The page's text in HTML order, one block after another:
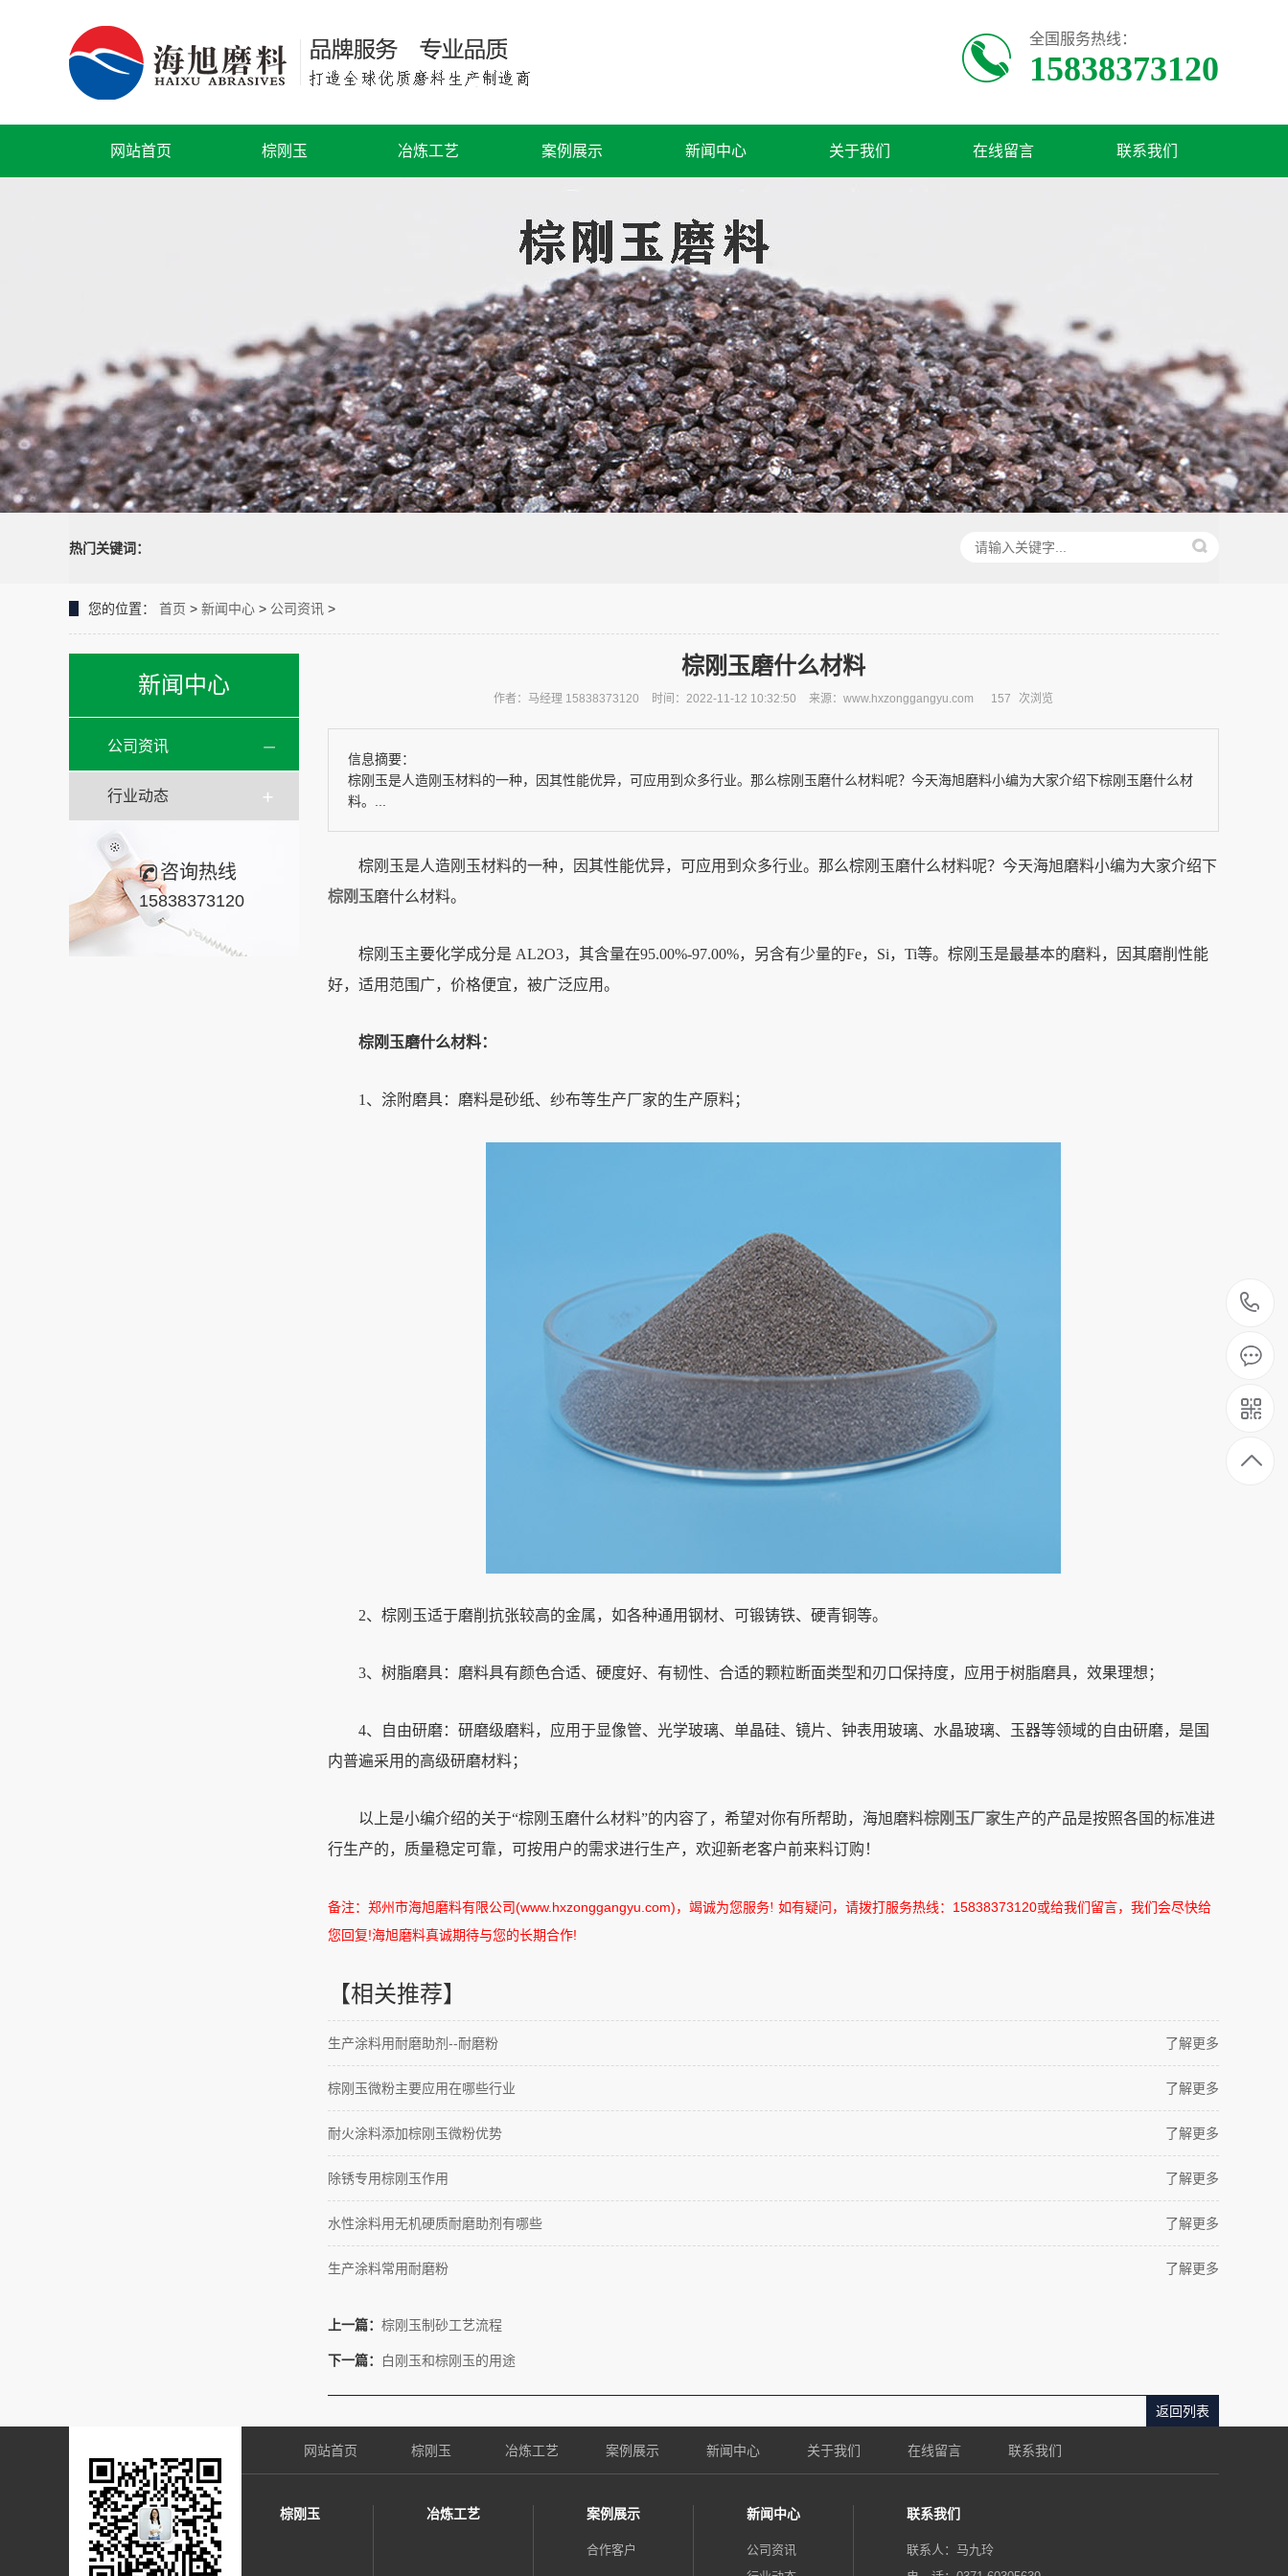
全国服务热线：
15838373120
网站首页 棕刚玉 冶炼工艺 案例展示 新闻中心 关于我们 在线留言 联系我们
热门关键词：
您的位置： 首页 > 新闻中心 > 公司资讯 >
新闻中心
公司资讯
行业动态
咨询热线
15838373120
棕刚玉磨什么材料
作者：马经理 15838373120 时间：2022-11-12 10:32:50 来源：www.hxzonggangyu.com 157 次浏览
信息摘要：
棕刚玉是人造刚玉材料的一种，因其性能优异，可应用到众多行业。那么棕刚玉磨什么材料呢？今天海旭磨料小编为大家介绍下棕刚玉磨什么材
料。...
棕刚玉是人造刚玉材料的一种，因其性能优异，可应用到众多行业。那么棕刚玉磨什么材料呢？今天海旭磨料小编为大家介绍下
棕刚玉磨什么材料。
棕刚玉主要化学成分是 AL2O3，其含量在95.00%-97.00%，另含有少量的Fe，Si，Ti等。棕刚玉是最基本的磨料，因其磨削性能
好，适用范围广，价格便宜，被广泛应用。
棕刚玉磨什么材料：
1、涂附磨具：磨料是砂纸、纱布等生产厂家的生产原料；
2、棕刚玉适于磨削抗张较高的金属，如各种通用钢材、可锻铸铁、硬青铜等。
3、树脂磨具：磨料具有颜色合适、硬度好、有韧性、合适的颗粒断面类型和刃口保持度，应用于树脂磨具，效果理想；
4、自由研磨：研磨级磨料，应用于显像管、光学玻璃、单晶硅、镜片、钟表用玻璃、水晶玻璃、玉器等领域的自由研磨，是国
内普遍采用的高级研磨材料；
以上是小编介绍的关于“棕刚玉磨什么材料”的内容了，希望对你有所帮助，海旭磨料棕刚玉厂家生产的产品是按照各国的标准进
行生产的，质量稳定可靠，可按用户的需求进行生产，欢迎新老客户前来料订购！
备注：郑州市海旭磨料有限公司(www.hxzonggangyu.com)，竭诚为您服务! 如有疑问，请拨打服务热线： 15838373120或给我们留言，我们会尽快给
您回复!海旭磨料真诚期待与您的长期合作!
【相关推荐】
了解更多
生产涂料用耐磨助剂--耐磨粉
了解更多
棕刚玉微粉主要应用在哪些行业
了解更多
耐火涂料添加棕刚玉微粉优势
了解更多
除锈专用棕刚玉作用
了解更多
水性涂料用无机硬质耐磨助剂有哪些
了解更多
生产涂料常用耐磨粉
上一篇： 棕刚玉制砂工艺流程
下一篇： 白刚玉和棕刚玉的用途
返回列表
网站首页 棕刚玉 冶炼工艺 案例展示 新闻中心 关于我们 在线留言 联系我们
棕刚玉 冶炼工艺 案例展示
合作客户
新闻中心
公司资讯
联系我们
联系人：马九玲